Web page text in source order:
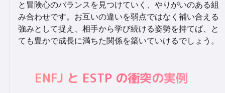
と冒険心のバランスを見つけていく、やりがいのある組
み合わせです。お互いの違いを弱点ではなく補い合える
強みとして捉え、相手から学び続ける姿勢を持てば、と
ても豊かで成長に満ちた関係を築いていけるでしょう。
ENFJ と ESTP の衝突の実例